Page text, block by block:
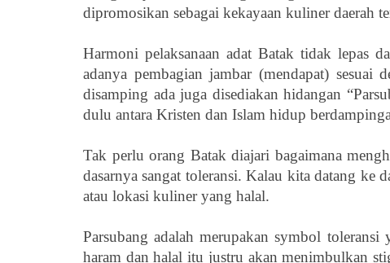
dipromosikan sebagai kekayaan kuliner daerah
Harmoni pelaksanaan adat Batak tidak lepas
adanya pembagian jambar (mendapat) sesuai
disamping ada juga disediakan hidangan
dulu antara Kristen dan Islam hidup
Tak perlu orang Batak diajari bagaimana
dasarnya sangat toleransi. Kalau kita datang ke
atau lokasi kuliner yang halal.
Parsubang adalah merupakan symbol
haram dan halal itu justru akan menimbulkan